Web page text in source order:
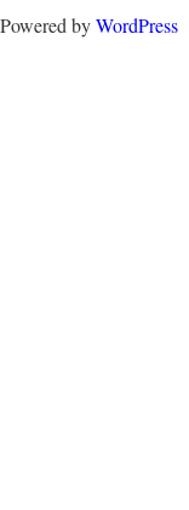
Powered byWordPress